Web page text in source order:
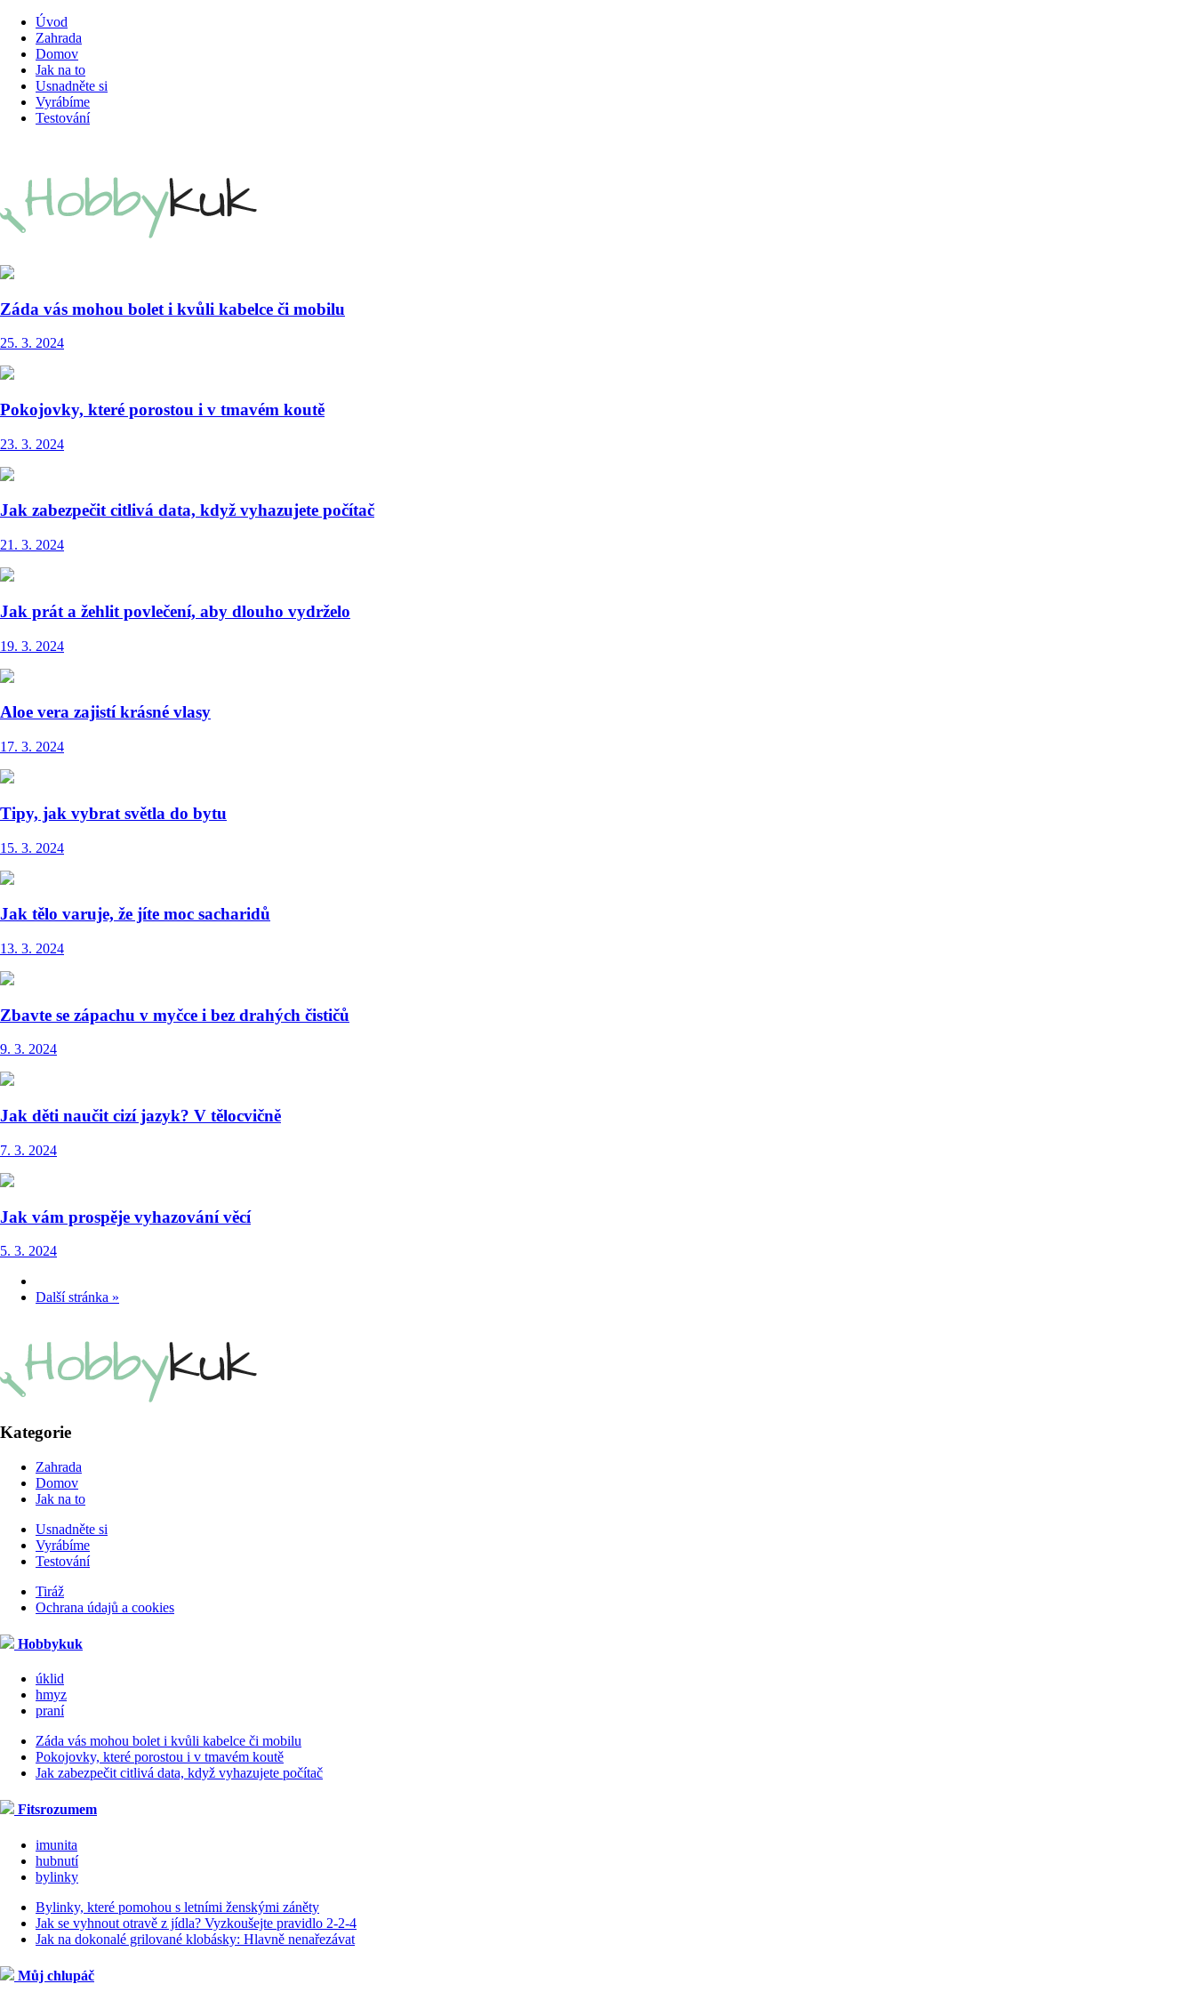
Úvod
Zahrada
Domov
Jak na to
Usnadněte si
Vyrábíme
Testování
Záda vás mohou bolet i kvůli kabelce či mobilu
25. 3. 2024
Pokojovky, které porostou i v tmavém koutě
23. 3. 2024
Jak zabezpečit citlivá data, když vyhazujete počítač
21. 3. 2024
Jak prát a žehlit povlečení, aby dlouho vydrželo
19. 3. 2024
Aloe vera zajistí krásné vlasy
17. 3. 2024
Tipy, jak vybrat světla do bytu
15. 3. 2024
Jak tělo varuje, že jíte moc sacharidů
13. 3. 2024
Zbavte se zápachu v myčce i bez drahých čističů
9. 3. 2024
Jak děti naučit cizí jazyk? V tělocvičně
7. 3. 2024
Jak vám prospěje vyhazování věcí
5. 3. 2024
Další stránka »
Kategorie
Zahrada
Domov
Jak na to
Usnadněte si
Vyrábíme
Testování
Tiráž
Ochrana údajů a cookies
Hobbykuk
úklid
hmyz
praní
Záda vás mohou bolet i kvůli kabelce či mobilu
Pokojovky, které porostou i v tmavém koutě
Jak zabezpečit citlivá data, když vyhazujete počítač
Fitsrozumem
imunita
hubnutí
bylinky
Bylinky, které pomohou s letními ženskými záněty
Jak se vyhnout otravě z jídla? Vyzkoušejte pravidlo 2-2-4
Jak na dokonalé grilované klobásky: Hlavně nenařezávat
Můj chlupáč